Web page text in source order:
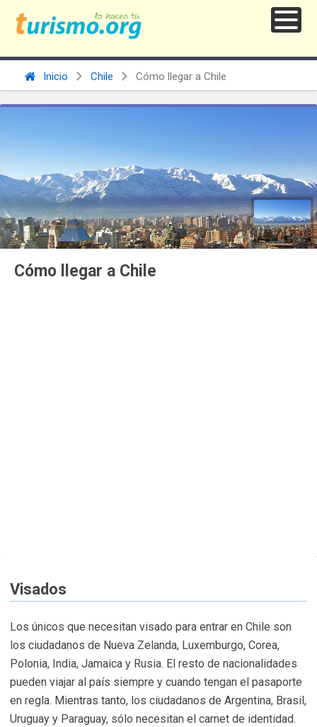
Inicio Chile Cómo llegar a Chile
Cómo llegar a Chile
Visados
Los únicos que necesitan visado para entrar en Chile son
los ciudadanos de Nueva Zelanda, Luxemburgo, Corea,
Polonia, India, Jamaica y Rusia. El resto de nacionalidades
pueden viajar al país siempre y cuando tengan el pasaporte
en regla. Mientras tanto, los ciudadanos de Argentina, Brasil,
Uruguay y Paraguay, sólo necesitan el carnet de identidad.